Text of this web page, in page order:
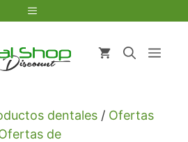
Menú
dentales / Ofertas
de